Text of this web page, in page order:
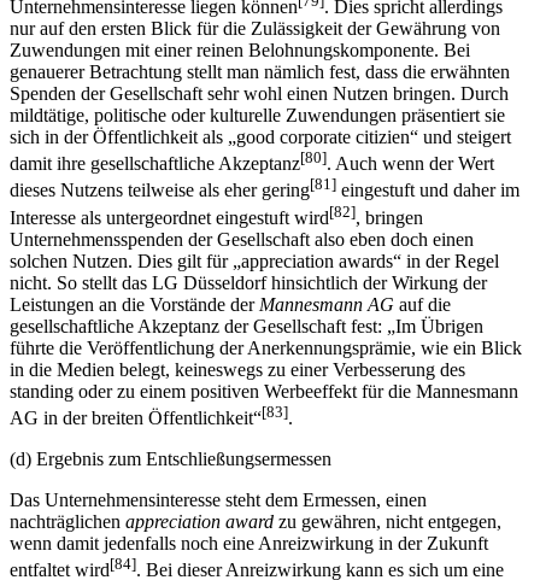
Unternehmensinteresse liegen können
. Dies spricht allerdings
nur auf den ersten Blick für die Zulässigkeit der Gewährung von
Zuwendungen mit einer reinen Belohnungskomponente. Bei
genauerer Betrachtung stellt man nämlich fest, dass die erwähnten
Spenden der Gesellschaft sehr wohl einen Nutzen bringen. Durch
mildtätige, politische oder kulturelle Zuwendungen präsentiert sie
sich in der Öffentlichkeit als „good corporate citizien“ und steigert
damit ihre gesellschaftliche Akzeptanz[80]. Auch wenn der Wert
dieses Nutzens teilweise als eher gering[81] eingestuft und daher im
Interesse als untergeordnet eingestuft wird[82], bringen
Unternehmensspenden der Gesellschaft also eben doch einen
solchen Nutzen. Dies gilt für „appreciation awards“ in der Regel
nicht. So stellt das LG Düsseldorf hinsichtlich der Wirkung der
Leistungen an die Vorstände der Mannesmann AG auf die
gesellschaftliche Akzeptanz der Gesellschaft fest: „Im Übrigen
führte die Veröffentlichung der Anerkennungsprämie, wie ein Blick
in die Medien belegt, keineswegs zu einer Verbesserung des
standing oder zu einem positiven Werbeeffekt für die Mannesmann
AG in der breiten Öffentlichkeit“[83].
(d) Ergebnis zum Entschließungsermessen
Das Unternehmensinteresse steht dem Ermessen, einen
nachträglichen appreciation award zu gewähren, nicht entgegen,
wenn damit jedenfalls noch eine Anreizwirkung in der Zukunft
entfaltet wird[84]. Bei dieser Anreizwirkung kann es sich um eine